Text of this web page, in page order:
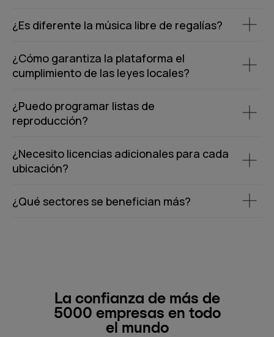
¿Es diferente la música libre de regalías?
¿Cómo garantiza la plataforma el
cumplimiento de las leyes locales?
¿Puedo programar listas de
reproducción?
¿Necesito licencias adicionales para cada
ubicación?
¿Qué sectores se benefician más?
La confianza de más de
5000 empresas en todo
el mundo